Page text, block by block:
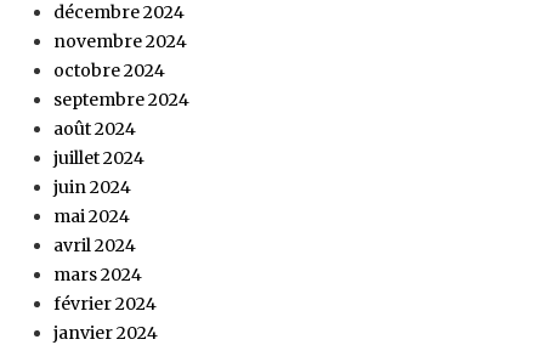
décembre 2024
novembre 2024
octobre 2024
septembre 2024
août 2024
juillet 2024
juin 2024
mai 2024
avril 2024
mars 2024
février 2024
janvier 2024